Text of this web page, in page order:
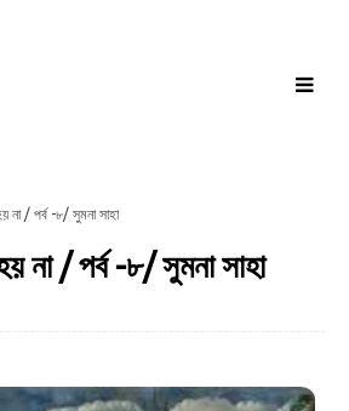
না / পর্ব -৮/ সুমনা সাহা
না / পর্ব -৮/ সুমনা সাহা